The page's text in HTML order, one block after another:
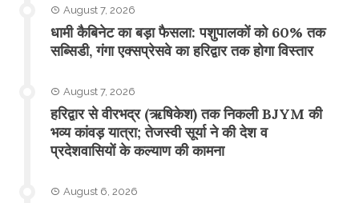
August 7, 2026
​धामी कैबिनेट का बड़ा फैसला: पशुपालकों को 60% तक
सब्सिडी, गंगा एक्सप्रेसवे का हरिद्वार तक होगा विस्तार
August 7, 2026
​हरिद्वार से वीरभद्र (ऋषिकेश) तक निकली BJYM की
भव्य कांवड़ यात्रा; तेजस्वी सूर्या ने की देश व
प्रदेशवासियों के कल्याण की कामना
August 6, 2026